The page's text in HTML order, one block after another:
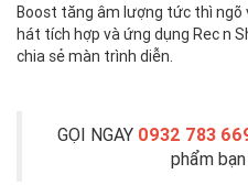
Boost tăng âm lượng tức thì ngõ
hát tích hợp và ứng dụng Rec n
chia sẻ màn trình diễn.
GỌI NGAY 0932 783
phẩm